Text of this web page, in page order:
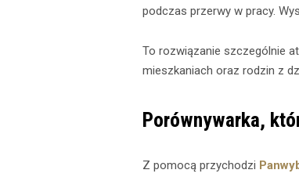
podczas przerwy w pracy.
To rozwiązanie szczególnie
mieszkaniach oraz rodzin z
Porównywarka,
Z pomocą przychodzi